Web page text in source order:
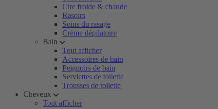
Cire froide & chaude
Rasoirs
Soins du rasage
Crème dépilatoire
Bain
Tout afficher
Accessoires de bain
Peignoirs de bain
Serviettes de toilette
Trousses de toilette
Cheveux
Tout afficher